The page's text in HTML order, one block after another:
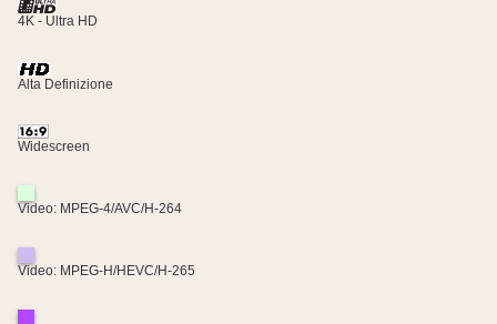
4K - Ultra HD
Alta Definizione
Widescreen
Video: MPEG-4/AVC/H-264
Video: MPEG-H/HEVC/H-265